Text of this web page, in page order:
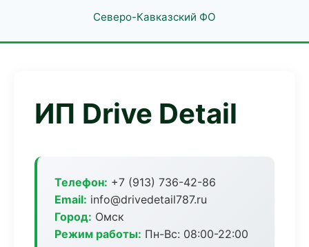
Северо-Кавказский ФО
ИП Drive Detail
Телефон: +7 (913) 736-42-86
Email: info@drivedetail787.ru
Город: Омск
Режим работы: Пн-Вс: 08:00-22:00